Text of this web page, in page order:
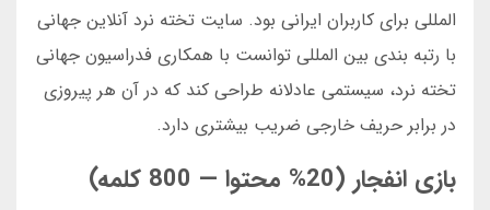
المللی برای کاربران ایرانی بود. سایت تخته نرد آنلاین جهانی
با رتبه بندی بین المللی توانست با همکاری فدراسیون جهانی
تخته نرد، سیستمی عادلانه طراحی کند که در آن هر پیروزی
در برابر حریف خارجی ضریب بیشتری دارد.
بازی انفجار (20% محتوا — 800 کلمه)